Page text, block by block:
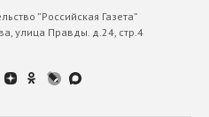
”Российская Газета”
улица Правды. д.24, стр.4